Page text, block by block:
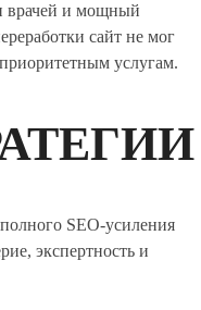
врачей и мощный
сайт не мог
услугам.
SEO-усиления
экспертность и